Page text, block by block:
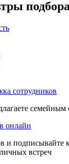
сотрудников
семейным
онлайн
и подписывайте
встреч